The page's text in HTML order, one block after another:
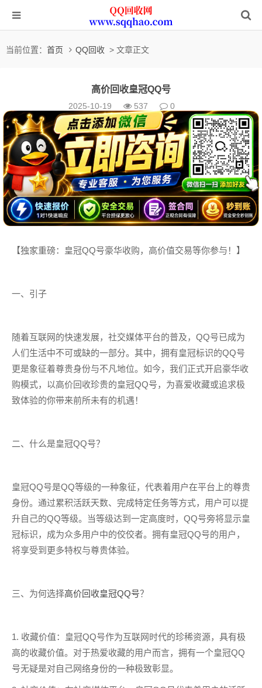
当前位置： 首页 QQ回收 > 文章正文
高价回收皇冠QQ号
2025-10-19 537 0
【独家重磅：皇冠QQ号豪华收购，高价值交易等你参与！】
一、引子
随着互联网的快速发展，社交媒体平台的普及，QQ号已成为
人们生活中不可或缺的一部分。其中，拥有皇冠标识的QQ号
更是象征着尊贵身份与不凡地位。如今，我们正式开启豪华收
购模式，以高价回收珍贵的皇冠QQ号，为喜爱收藏或追求极
致体验的你带来前所未有的机遇！
二、什么是皇冠QQ号？
皇冠QQ号是QQ等级的一种象征，代表着用户在平台上的尊贵
身份。通过累积活跃天数、完成特定任务等方式，用户可以提
升自己的QQ等级。当等级达到一定高度时，QQ号旁将显示皇
冠标识，成为众多用户中的佼佼者。拥有皇冠QQ号的用户，
将享受到更多特权与尊贵体验。
三、为何选择高价回收皇冠QQ号？
1. 收藏价值：皇冠QQ号作为互联网时代的珍稀资源，具有极
高的收藏价值。对于热爱收藏的用户而言，拥有一个皇冠QQ
号无疑是对自己网络身份的一种极致彰显。